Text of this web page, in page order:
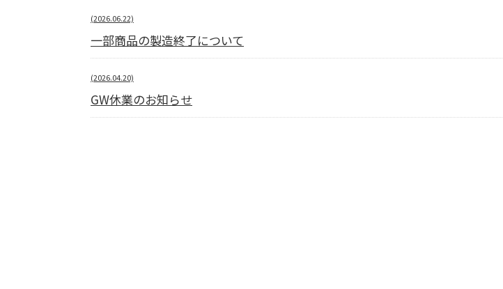
(2026.06.22)
一部商品の製造終了について
(2026.04.20)
GW休業のお知らせ